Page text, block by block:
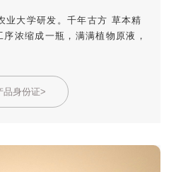
业大学研发。千年古方 草本精
浓缩成一瓶，满满植物原液，
品身份证>